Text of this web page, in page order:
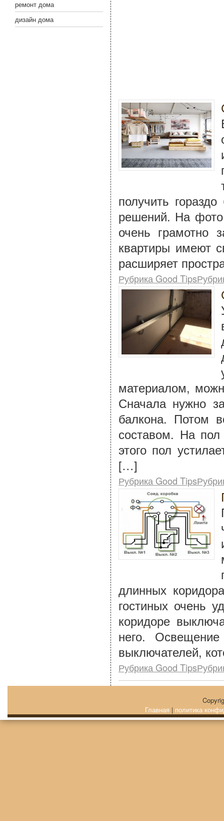
получить
решений. На фото
очень грамотно
квартиры имеют
расширяет
Рубрика Good
материалом,
Сначала нужно
балкона. Потом
составом. На пол
этого пол
[…]
Рубрика Good
длинных
гостиных очень
коридоре
него.
выключателей,
Рубрика Good
ремонт дома
дизайн дома
Главная | политика